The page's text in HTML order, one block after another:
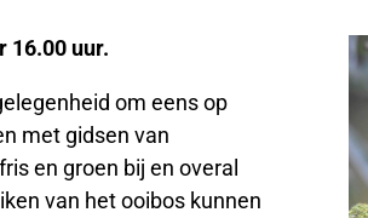
16.00 uur.
om eens op
met gidsen van
en groen bij en overal
van het ooibos kunnen